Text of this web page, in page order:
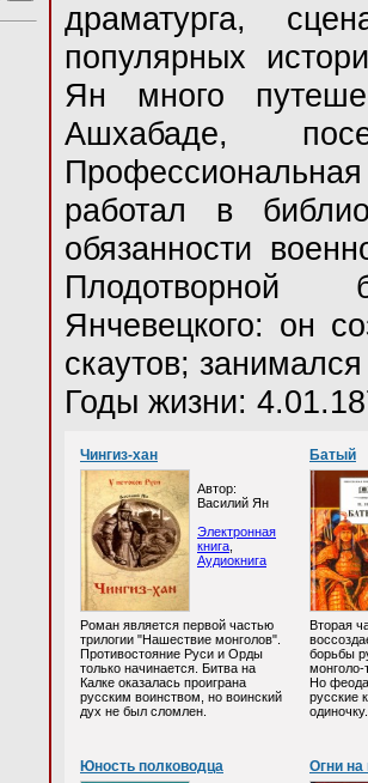
драматурга,
популярных
Ян много
Ашхабаде,
работал в
обязанности
Плодотворной
Янчевецкого: он
скаутов;
Годы жизни:
Чингиз-хан
Автор:
Василий Ян
Электронная
книга
Аудиокнига
Роман является первой частью
трилогии "Нашествие монголов".
Противостояние Руси и Орды
только начинается. Битва на
Калке оказалась проиграна
русским воинством, но воинский
дух не был сломлен.
Батый
Вторая
борьбы
монголо-
Но
русские
одиночку.
Юность полководца Огни на